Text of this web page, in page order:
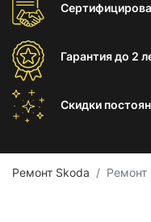
Гарантиядо 2
Скидки
Ремонт Skoda Ремонт